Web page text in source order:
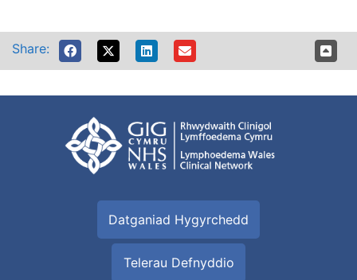
Share:
Datganiad Hygyrchedd
Telerau Defnyddio